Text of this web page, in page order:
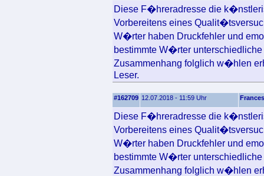
Diese F�hreradresse die
Vorbereitens eines
W�rter haben Druckfehler und
bestimmte W�rter
Zusammenhang folglich w�hlen
Leser.
#162709 12.07.2018 - 11:59 Uhr
Diese F�hreradresse die
Vorbereitens eines
W�rter haben Druckfehler und
bestimmte W�rter
Zusammenhang folglich w�hlen